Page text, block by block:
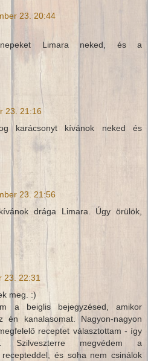
23. 20:44
Limara neked, és a
23. 21:16
karácsonyt kívánok neked és
23. 21:56
drága Limara. Úgy örülök,
23. 22:31
meg. :)
a beiglis bejegyzésed, amikor
én kanalasomat. Nagyon-nagyon
receptet választottam - így
Szilveszterre megvédem a
és soha nem csinálok